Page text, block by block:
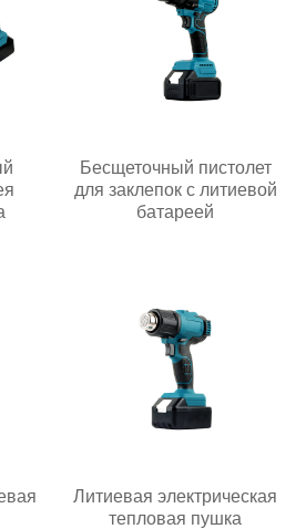
Бесщеточный пистолет
для заклепок с литиевой
батареей
Литиевая электрическая
тепловая пушка